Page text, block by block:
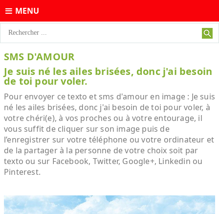
MENU
SMS D'AMOUR
Je suis né les ailes brisées, donc j'ai besoin
de toi pour voler.
Pour envoyer ce texto et sms d'amour en image : Je suis
né les ailes brisées, donc j'ai besoin de toi pour voler, à
votre chéri(e), à vos proches ou à votre entourage, il
vous suffit de cliquer sur son image puis de
l’enregistrer sur votre téléphone ou votre ordinateur et
de la partager à la personne de votre choix soit par
texto ou sur Facebook, Twitter, Google+, Linkedin ou
Pinterest.